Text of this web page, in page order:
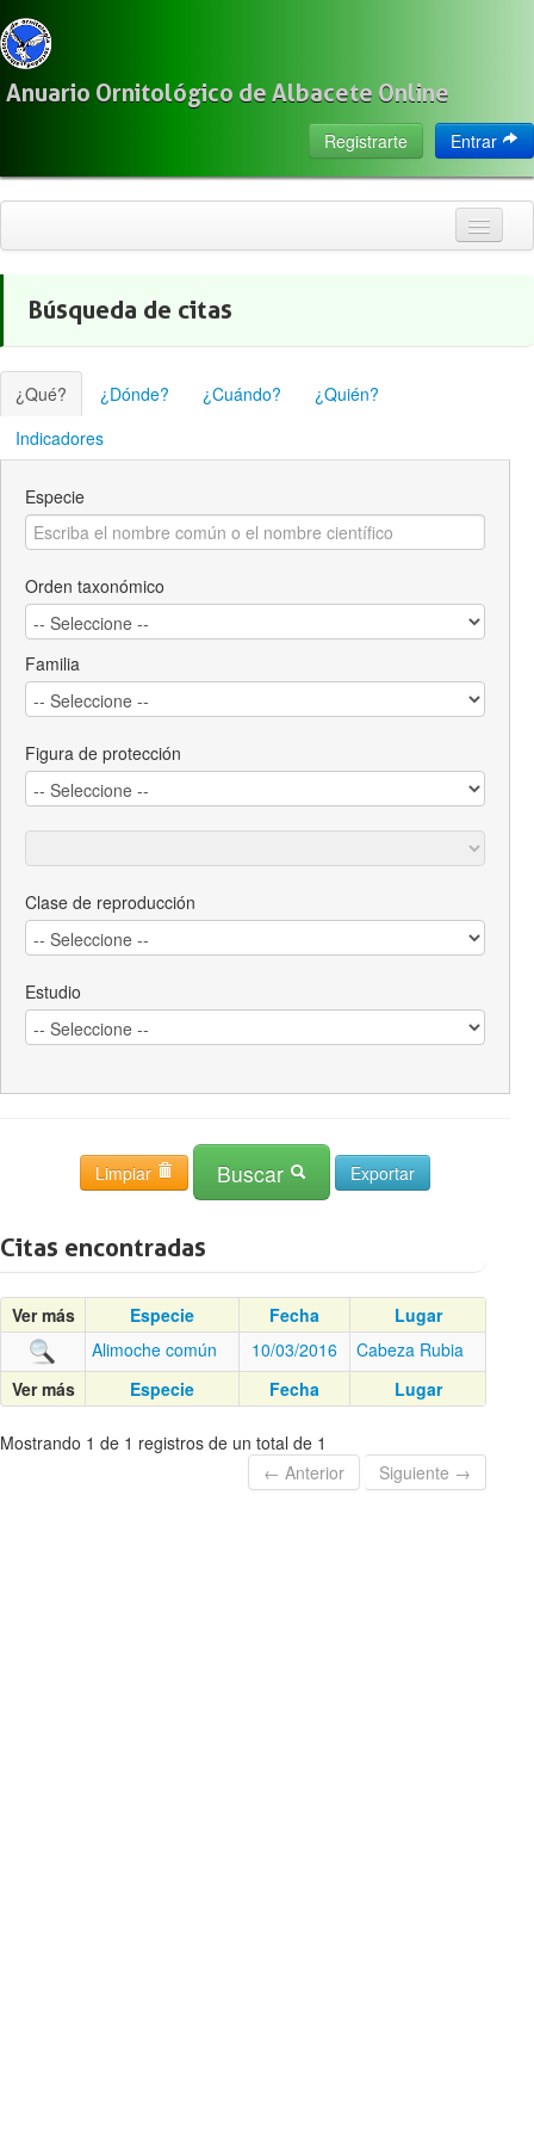
Anuario Ornitológico de Albacete Online
Entrar
Registrarte
Citas
Localización
Observadores
Acerca de
Búsqueda de citas
¿Qué? ¿Dónde? ¿Cuándo?
¿Quién?
Indicadores
Especie
Orden taxonómico
Familia
Figura de protección
Clase de reproducción
Estudio
Limpiar Buscar
Citas encontradas
Ver más Especie Fecha
Lugar
Alimoche común
10/03/2016
Cabeza Rubia
Ver más
Especie Fecha Lugar
Mostrando 1 de 1 registros de un total de 1
← Anterior
Siguiente →